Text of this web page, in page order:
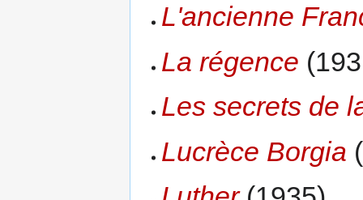
L'ancienne
La régence
Les secrets de
Lucrèce Borgia